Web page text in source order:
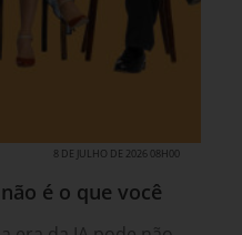
8 DE JULHO DE 2026 08H00
é o que você